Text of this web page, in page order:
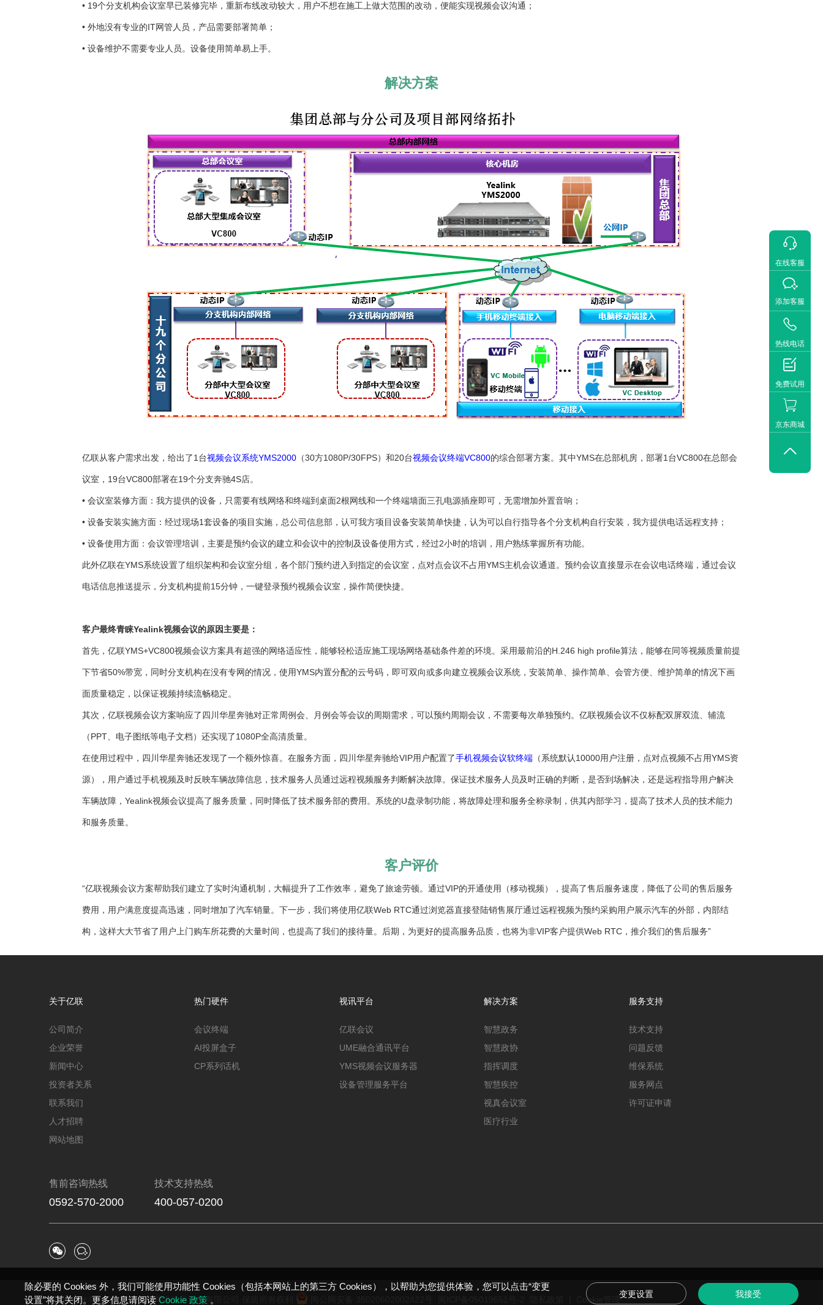
• 19个分支机构会议室早已装修完毕，重新布线改动较大，用户不想在施工上做大范围的改动，便能实现视频会议沟通；
• 外地没有专业的IT网管人员，产品需要部署简单；
• 设备维护不需要专业人员。设备使用简单易上手。
解决方案
亿联从客户需求出发，给出了1台视频会议系统YMS2000 （30方1080P/30FPS）和20台视频会议终端VC800的综合部署方案。其中YMS在总部机房，部署1台VC800在总部会
议室，19台VC800部署在19个分支奔驰4S店。
• 会议室装修方面：我方提供的设备，只需要有线网络和终端到桌面2根网线和一个终端墙面三孔电源插座即可，无需增加外置音响；
• 设备安装实施方面：经过现场1套设备的项目实施，总公司信息部，认可我方项目设备安装简单快捷，认为可以自行指导各个分支机构自行安装，我方提供电话远程支持；
• 设备使用方面：会议管理培训，主要是预约会议的建立和会议中的控制及设备使用方式，经过2小时的培训，用户熟练掌握所有功能。
此外亿联在YMS系统设置了组织架构和会议室分组，各个部门预约进入到指定的会议室，点对点会议不占用YMS主机会议通道。预约会议直接显示在会议电话终端，通过会议
电话信息推送提示，分支机构提前15分钟，一键登录预约视频会议室，操作简便快捷。
客户最终青睐Yealink视频会议的原因主要是：
首先，亿联YMS+VC800视频会议方案具有超强的网络适应性，能够轻松适应施工现场网络基础条件差的环境。采用最前沿的H.246 high profile算法，能够在同等视频质量前提
下节省50%带宽，同时分支机构在没有专网的情况，使用YMS内置分配的云号码，即可双向或多向建立视频会议系统，安装简单、操作简单、会管方便、维护简单的情况下画
面质量稳定，以保证视频持续流畅稳定。
其次，亿联视频会议方案响应了四川华星奔驰对正常周例会、月例会等会议的周期需求，可以预约周期会议，不需要每次单独预约。亿联视频会议不仅标配双屏双流、辅流
（PPT、电子图纸等电子文档）还实现了1080P全高清质量。
在使用过程中，四川华星奔驰还发现了一个额外惊喜。在服务方面，四川华星奔驰给VIP用户配置了手机视频会议软终端 （系统默认10000用户注册，点对点视频不占用YMS资
源），用户通过手机视频及时反映车辆故障信息，技术服务人员通过远程视频服务判断解决故障。保证技术服务人员及时正确的判断，是否到场解决，还是远程指导用户解决
车辆故障，Yealink视频会议提高了服务质量，同时降低了技术服务部的费用。系统的U盘录制功能，将故障处理和服务全称录制，供其内部学习，提高了技术人员的技术能力
和服务质量。
客户评价
“亿联视频会议方案帮助我们建立了实时沟通机制，大幅提升了工作效率，避免了旅途劳顿。通过VIP的开通使用（移动视频），提高了售后服务速度，降低了公司的售后服务
费用，用户满意度提高迅速，同时增加了汽车销量。下一步，我们将使用亿联Web RTC通过浏览器直接登陆销售展厅通过远程视频为预约采购用户展示汽车的外部，内部结
构，这样大大节省了用户上门购车所花费的大量时间，也提高了我们的接待量。后期，为更好的提高服务品质，也将为非VIP客户提供Web RTC，推介我们的售后服务”

在线客服

添加客服

热线电话

免费试用
京东商城

关于亿联
公司简介
企业荣誉
新闻中心
投资者关系
联系我们
人才招聘
网站地图
热门硬件
会议终端
AI投屏盒子
CP系列话机
视讯平台
亿联会议
UME融合通讯平台
YMS视频会议服务器
设备管理服务平台
解决方案
智慧政务
智慧政协
指挥调度
智慧疾控
视真会议室
医疗行业
服务支持
技术支持
问题反馈
维保系统
服务网点
许可证申请
售前咨询热线
0592-570-2000
技术支持热线
400-057-0200
 
Copyright © 2026 厦门亿联网络技术股份有限公司 保留所有权利 Cookie管理
除必要的 Cookies 外，我们可能使用功能性 Cookies（包括本网站上的第三方 Cookies），以帮助为您提供体验，您可以点击“变更
设置”将其关闭。更多信息请阅读Cookie 政策 。
变更设置 我接受